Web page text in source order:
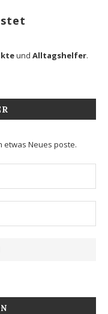
und Alltagshelfer.
etwas Neues poste.